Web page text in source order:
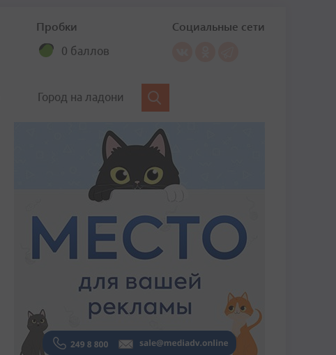
Пробки
0 баллов
Социальные сети
Город на ладони